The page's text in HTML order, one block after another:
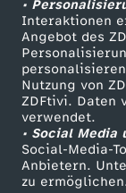
•
Interaktionen
Angebot des
Nutzung von
ZDFtivi. Daten
verwendet.
• Social Media
Social-Media-
Anbietern.
zu
v
o
n
P
Sendungen A-Z
TV-Programm
ZDF Unternehmen
Karriere